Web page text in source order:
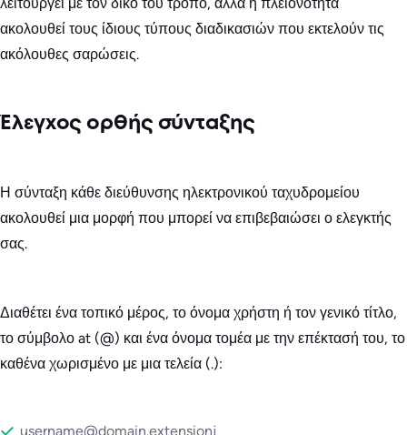
ακολουθεί τους ίδιους τύπους διαδικασιών που εκτελούν τις
ακόλουθες σαρώσεις.
Έλεγχος ορθής σύνταξης
Η σύνταξη κάθε διεύθυνσης ηλεκτρονικού ταχυδρομείου
ακολουθεί μια μορφή που μπορεί να επιβεβαιώσει ο ελεγκτής
σας.
Διαθέτει ένα τοπικό μέρος, το όνομα χρήστη ή τον γενικό τίτλο,
το σύμβολο at (@) και ένα όνομα τομέα με την επέκτασή του, το
καθένα χωρισμένο με μια τελεία (.):
username@domain.extensionj